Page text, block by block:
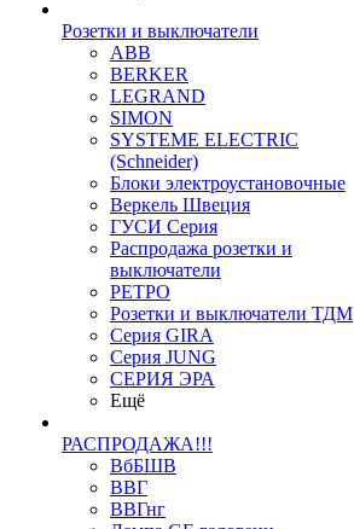
Розетки и выключатели
ABB
BERKER
LEGRAND
SIMON
SYSTEME ELECTRIC
(Schneider)
Блоки электроустановочные
Веркель Швеция
ГУСИ Серия
Распродажа розетки и
выключатели
РЕТРО
Розетки и выключатели ТДМ
Серия GIRA
Серия JUNG
СЕРИЯ ЭРА
Ещё
РАСПРОДАЖА!!!
ВбБШВ
ВВГ
ВВГнг